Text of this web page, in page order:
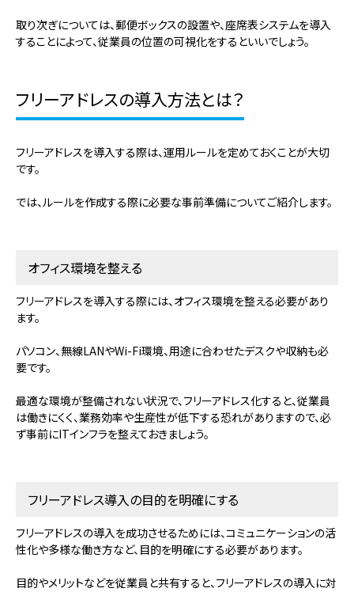
取り次ぎについては、郵便ボックスの設置や、座席表システムを導入
することによって、従業員の位置の可視化をするといいでしょう。
フリーアドレスの導入方法とは？
フリーアドレスを導入する際は、運用ルールを定めておくことが大切
です。
では、ルールを作成する際に必要な事前準備についてご紹介します。
オフィス環境を整える
フリーアドレスを導入する際には、オフィス環境を整える必要があり
ます。
パソコン、無線LANやWi-Fi環境、用途に合わせたデスクや収納も必
要です。
最適な環境が整備されない状況で、フリーアドレス化すると、従業員
は働きにくく、業務効率や生産性が低下する恐れがありますので、必
ず事前にITインフラを整えておきましょう。
フリーアドレス導入の目的を明確にする
フリーアドレスの導入を成功させるためには、コミュニケーションの活
性化や多様な働き方など、目的を明確にする必要があります。
目的やメリットなどを従業員と共有すると、フリーアドレスの導入に対